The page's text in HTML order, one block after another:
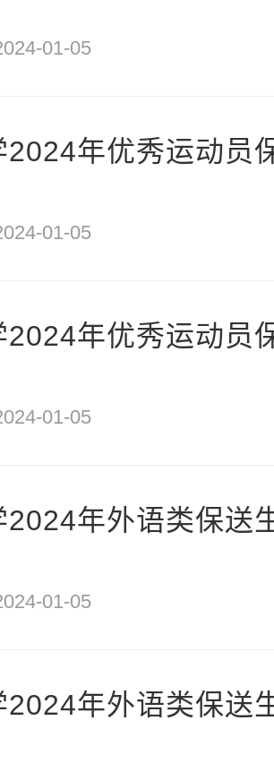
01-05
2024年优秀运动员
01-05
2024年优秀运动员
01-05
2024年外语类保送
01-05
2024年外语类保送